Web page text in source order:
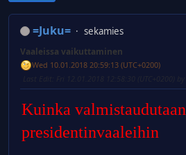
=Juku= sekamies
Vaaleissa vaikuttaminen
Wed 10.01.2018 20:59:13 (UTC+0200)
Kuinka valmistaudutaan
presidentinvaaleihin